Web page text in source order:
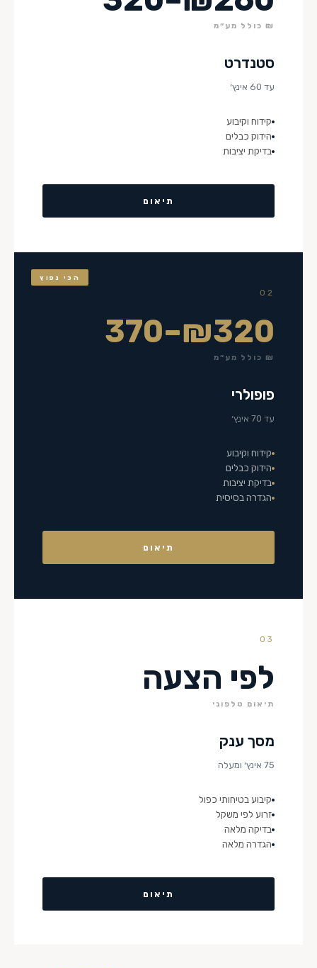
₪ כולל מע״מ
סטנדרט
עד 60 אינץ׳
קידוח וקיבוע
הידוק כבלים
בדיקת יציבות
תיאום
הכי נפוץ
02
₪320–370
₪ כולל מע״מ
פופולרי
עד 70 אינץ׳
קידוח וקיבוע
הידוק כבלים
בדיקת יציבות
הגדרה בסיסית
תיאום
03
לפי הצעה
תיאום טלפוני
מסך ענק
75 אינץ׳ ומעלה
קיבוע בטיחותי כפול
זרוע לפי משקל
בדיקה מלאה
הגדרה מלאה
תיאום